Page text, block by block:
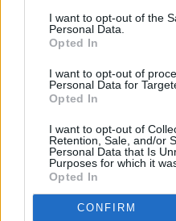
cualquier momento
visitando nuestra política de
I want to opt-out of the
Personal Data.
Opted In
I want to opt-out of
Personal Data for
Opted In
I want to opt-out of
Retention, Sale, and/or
Personal Data that Is
Purposes for which it
Opted In
CONFIRM